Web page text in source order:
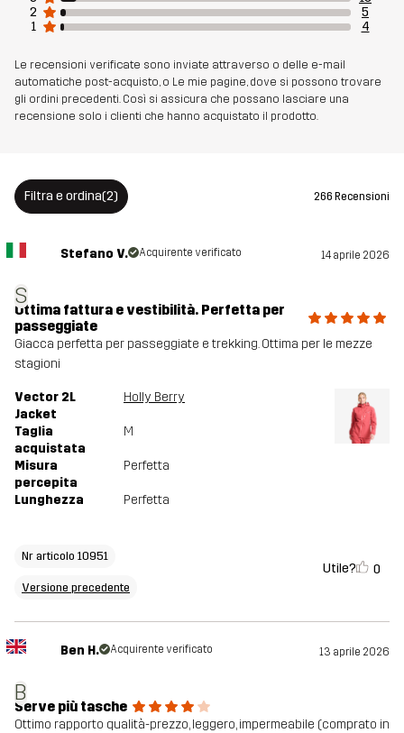
2
5
1
4
Le recensioni verificate sono inviate attraverso o delle e-mail
automatiche post-acquisto, o Le mie pagine, dove si possono trovare
gli ordini precedenti. Così si assicura che possano lasciare una
recensione solo i clienti che hanno acquistato il prodotto.
Filtra e ordina(2) 266 Recensioni
S
Stefano V. Acquirente verificato 14 aprile 2026
Ottima fattura e vestibilità. Perfetta per
passeggiate
Giacca perfetta per passeggiate e trekking. Ottima per le mezze
stagioni
Vector 2L
Jacket
Holly Berry
Taglia
acquistata
M
Misura
percepita
Perfetta
Lunghezza Perfetta
Nr articolo 10951
Versione precedente
Utile? 0
B
Ben H. Acquirente verificato 13 aprile 2026
Serve più tasche
Ottimo rapporto qualità-prezzo, leggero, impermeabile (comprato in